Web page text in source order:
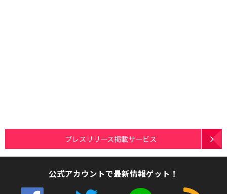
プレスリリース掲載サービス
公式アカウントで最新情報ゲット！